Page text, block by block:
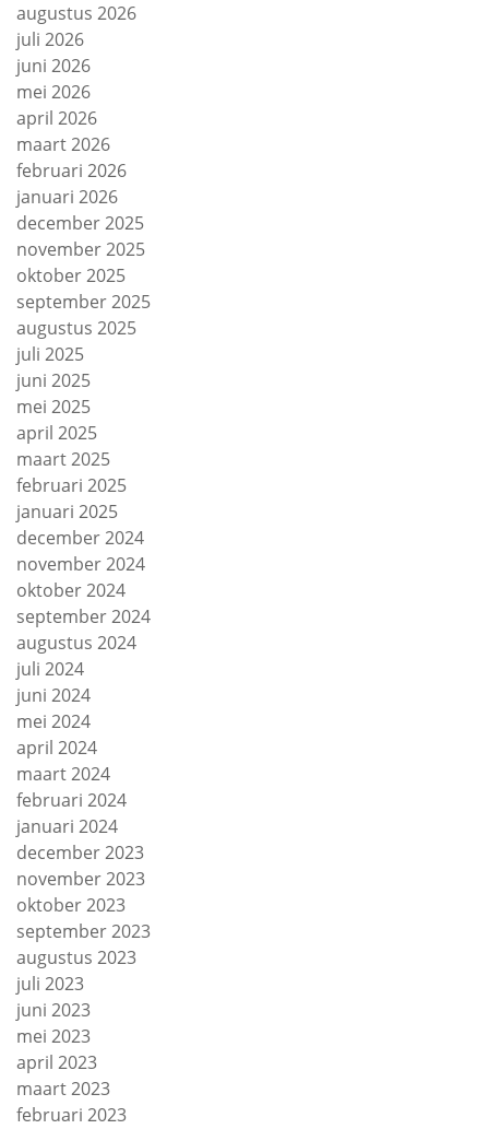
augustus 2026
juli 2026
juni 2026
mei 2026
april 2026
maart 2026
februari 2026
januari 2026
december 2025
november 2025
oktober 2025
september 2025
augustus 2025
juli 2025
juni 2025
mei 2025
april 2025
maart 2025
februari 2025
januari 2025
december 2024
november 2024
oktober 2024
september 2024
augustus 2024
juli 2024
juni 2024
mei 2024
april 2024
maart 2024
februari 2024
januari 2024
december 2023
november 2023
oktober 2023
september 2023
augustus 2023
juli 2023
juni 2023
mei 2023
april 2023
maart 2023
februari 2023